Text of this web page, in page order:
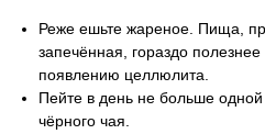
Реже ешьте жареное. Пища,
запечённая, гораздо
появлению целлюлита.
Пейте в день не больше
чёрного чая.